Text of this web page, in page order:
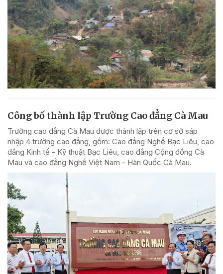
Công bố thành lập Trường Cao đẳng Cà Mau
Trường cao đẳng Cà Mau được thành lập trên cơ sở sáp
nhập 4 trường cao đẳng, gồm: Cao đẳng Nghề Bạc Liêu, cao
đẳng Kinh tế - Kỹ thuật Bạc Liêu, cao đẳng Cộng đồng Cà
Mau và cao đẳng Nghề Việt Nam - Hàn Quốc Cà Mau.